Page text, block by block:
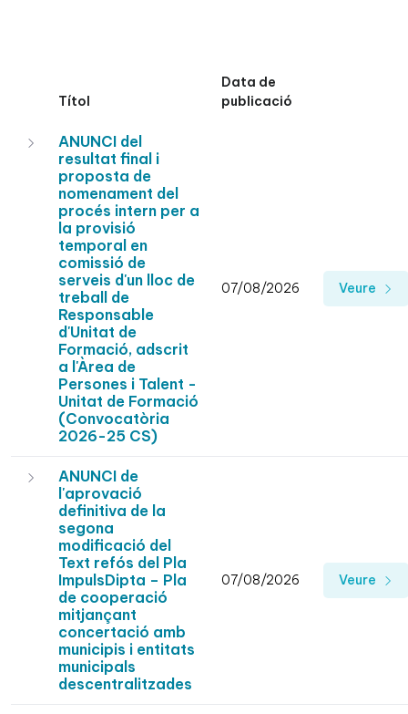
Títol
Data de
publicació
ANUNCI del
resultat final i
proposta de
nomenament del
procés intern per a
la provisió
temporal en
comissió de
serveis d'un lloc de
treball de
Responsable
d'Unitat de
Formació, adscrit
a l'Àrea de
Persones i Talent -
Unitat de Formació
(Convocatòria
2026-25 CS)
07/08/2026 Veure
ANUNCI de
l'aprovació
definitiva de la
segona
modificació del
Text refós del Pla
ImpulsDipta – Pla
de cooperació
mitjançant
concertació amb
municipis i entitats
municipals
descentralitzades
07/08/2026 Veure